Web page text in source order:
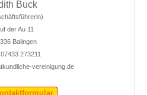
Buck
der Au 11
Balingen
273211
vereinigung.de